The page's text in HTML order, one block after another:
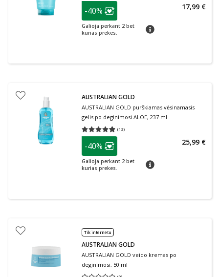
patarimas
Lojalumo klubo narių nuolaida
-40%
Galioja perkant 2 bet
kurias prekes.
patarimas
17,99 €
AUSTRALIAN GOLD
AUSTRALIAN GOLD purškiamas vėsinamasis
gelis po deginimosi ALOE, 237 ml
(13)
Vidutinis įvertinimas 4.85
patarimas
Lojalumo klubo narių nuolaida
-40%
Galioja perkant 2 bet
kurias prekes.
patarimas
25,99 €
Tik internetu
AUSTRALIAN GOLD
AUSTRALIAN GOLD veido kremas po
deginimosi, 50 ml